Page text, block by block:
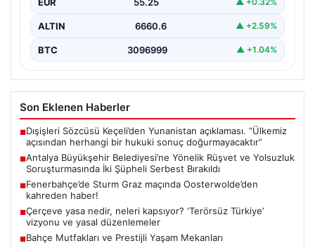
rüşvet ve yolsuzluk soruşturması kapsamında önemli
ALTIN 6660.6 ▲ +2.59%
BTC 3096999 ▲ +1.04%
Son Eklenen Haberler
■Dışişleri Sözcüsü Keçeli’den Yunanistan açıklaması. “Ülkemiz
açısından herhangi bir hukuki sonuç doğurmayacaktır”
■Antalya Büyükşehir Belediyesi’ne Yönelik Rüşvet ve Yolsuzluk
Soruşturmasında İki Şüpheli Serbest Bırakıldı
■Fenerbahçe’de Sturm Graz maçında Oosterwolde’den
kahreden haber!
■Çerçeve yasa nedir, neleri kapsıyor? ‘Terörsüz Türkiye’
vizyonu ve yasal düzenlemeler
■Bahçe Mutfakları ve Prestijli Yaşam Mekanları